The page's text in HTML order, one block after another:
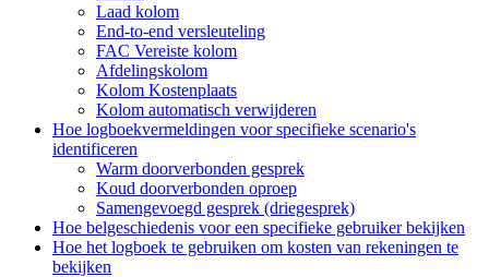
Laad kolom
End-to-end versleuteling
FAC Vereiste kolom
Afdelingskolom
Kolom Kostenplaats
Kolom automatisch verwijderen
Hoe logboekvermeldingen voor specifieke scenario's
identificeren
Warm doorverbonden gesprek
Koud doorverbonden oproep
Samengevoegd gesprek (driegesprek)
Hoe belgeschiedenis voor een specifieke gebruiker bekijken
Hoe het logboek te gebruiken om kosten van rekeningen te
bekijken